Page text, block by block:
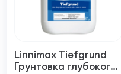
Linnimax Tiefgrund
Грунтовка глубокого